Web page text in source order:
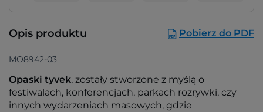
Opis produktu Pobierz do PDF
MO8942-03
Opaski tyvek, zostały stworzone z myślą o
festiwalach, konferencjach, parkach rozrywki, czy
innych wydarzeniach masowych, gdzie